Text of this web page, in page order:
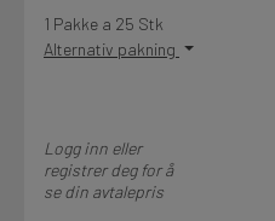
Siste nytt om dine
1 Pakke a 25 Stk
Alternativ pakning
Logg inn eller
registrer deg for å
se din avtalepris